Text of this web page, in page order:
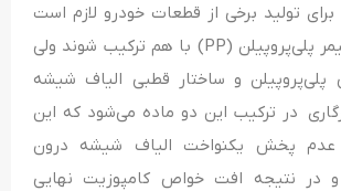
برای تولید برخی از قطعات خودرو لازم است
الیاف شیشه و پلیمر پلی‌پروپیلن (PP) با هم ترکیب شوند ولی
پلی‌پروپیلن و ساختار قطبی الیاف شیشه
در ترکیب این دو ماده می‌شود که این
عدم پخش یکنواخت الیاف شیشه درون
و در نتیجه افت خواص کامپوزیت نهایی